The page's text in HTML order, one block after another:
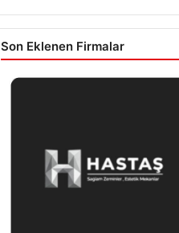
Son Eklenen Firmalar